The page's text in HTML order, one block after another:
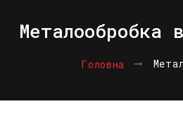
Металообробка
Головна